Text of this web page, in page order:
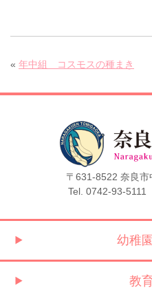
« 年中組 コスモスの種まき
〒631-8522 奈良市
Tel. 0742-93-
幼稚
教